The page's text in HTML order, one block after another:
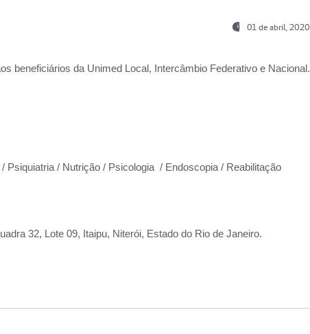
01 de abril, 2020
beneficiários da Unimed Local, Intercâmbio Federativo e Nacional.
Psiquiatria / Nutrição / Psicologia / Endoscopia / Reabilitação
32, Lote 09, Itaipu, Niterói, Estado do Rio de Janeiro.